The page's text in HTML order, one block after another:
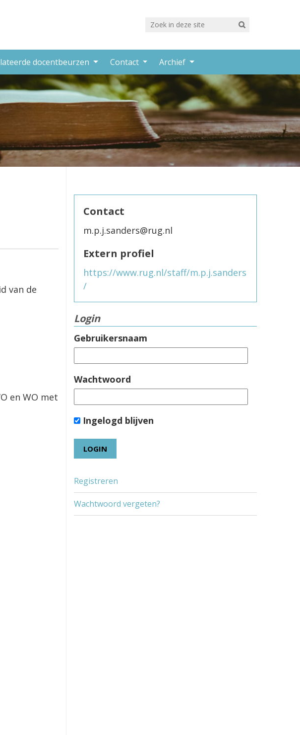
docentbeurzen Contact Archief
van de
en WO met
Contact
m.p.j.sanders@rug.nl
Extern profiel
https://www.rug.nl/staff/m.p.j.sanders
/
Login
Gebruikersnaam
Wachtwoord
Ingelogd blijven
Registreren
Wachtwoord vergeten?